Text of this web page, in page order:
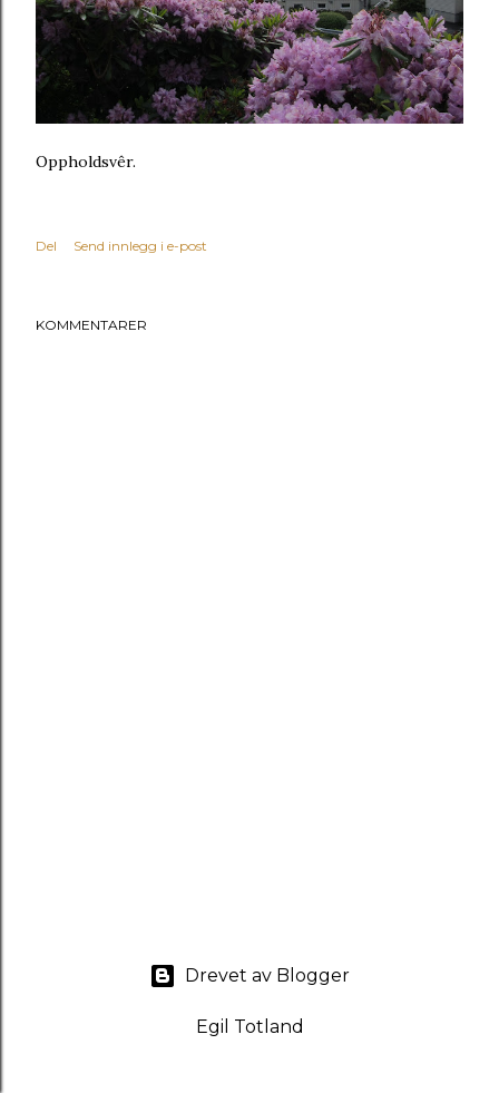
Oppholdsvêr.
Del Send innlegg i e-post
KOMMENTARER
Drevet av Blogger
Egil Totland